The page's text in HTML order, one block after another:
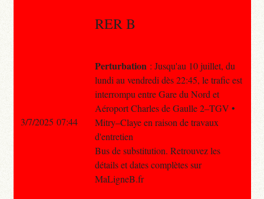
RER B
Perturbation : Jusqu'au 10 juillet, du
lundi au vendredi dès 22:45, le trafic est
interrompu entre Gare du Nord et
Aéroport Charles de Gaulle 2–TGV •
Mitry–Claye en raison de travaux
d'entretien
Bus de substitution. Retrouvez les
détails et dates complètes sur
MaLigneB.fr
3/7/2025 07:44